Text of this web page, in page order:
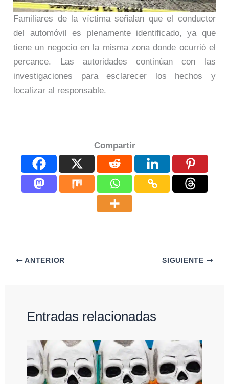
Familiares de la víctima señalan que el conductor
del automóvil es plenamente identificado, ya que
tiene un negocio en la misma zona donde ocurrió el
percance. Las autoridades continúan con las
investigaciones para esclarecer los hechos y
localizar al responsable.
Compartir
ANTERIOR SIGUIENTE
Entradas relacionadas